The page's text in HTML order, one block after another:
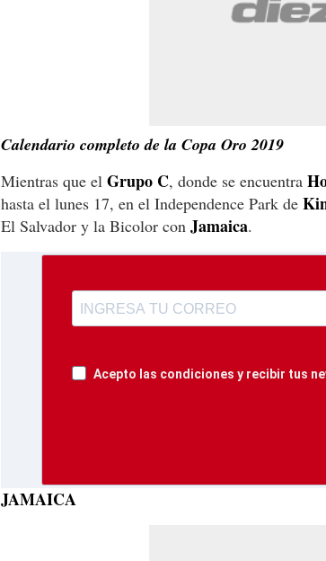
Calendario completo de la Copa Oro 2019
Mientras que el Grupo C, donde se encuentra
hasta el lunes 17, en el Independence Park de
El Salvador y la Bicolor con Jamaica.
Acepto las condiciones y recibir tus
JAMAICA